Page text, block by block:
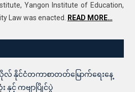
Yangon Institute of Education,
Law was enacted.
READ MORE…
နိုင်ငံတကာစာတတ်မြောက်ရေးနေ့
နှင့် ကဗျာပြိုင်ပွဲ